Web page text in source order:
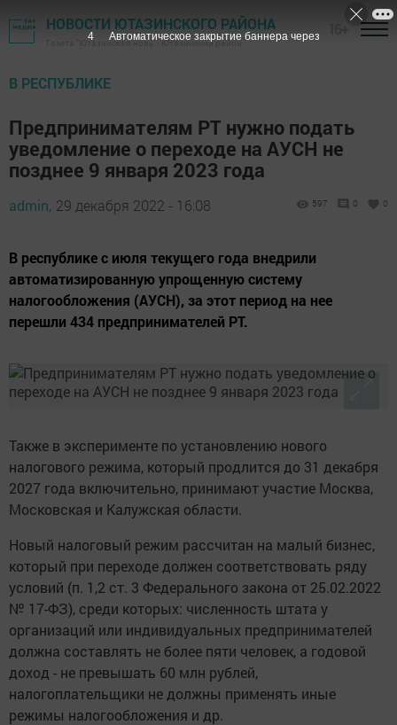
НОВОСТИ ЮТАЗИНСКОГО РАЙОНА
Газета "Ютазинская новь" - Ютазинский район
В РЕСПУБЛИКЕ
Предпринимателям РТ нужно подать
уведомление о переходе на АУСН не
позднее 9 января 2023 года
admin, 29 декабря 2022 - 16:08 597 0 0
В республике с июля текущего года внедрили
автоматизированную упрощенную систему
налогообложения (АУСН), за этот период на нее
перешли 434 предпринимателей РТ.
Также в эксперименте по установлению нового
налогового режима, который продлится до 31 декабря
2027 года включительно, принимают участие Москва,
Московская и Калужская области.
Новый налоговый режим рассчитан на малый бизнес,
который при переходе должен соответствовать ряду
условий (п. 1,2 ст. 3 Федерального закона от 25.02.2022
№ 17-ФЗ), среди которых: численность штата у
организаций или индивидуальных предпринимателей
должна составлять не более пяти человек, а годовой
доход - не превышать 60 млн рублей,
налогоплательщики не должны применять иные
режимы налогообложения и др.
3 Автоматическое закрытие баннера через